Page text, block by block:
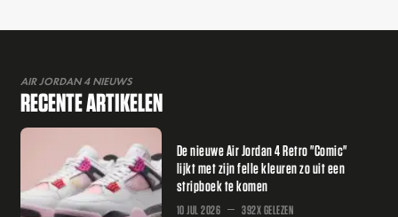
AIR JORDAN 4 NIEUWS
RECENTE ARTIKELEN
De nieuwe Air Jordan 4 Retro "Comic"
lijkt met zijn felle kleuren zo uit een
stripboek te komen
10 JUL 2026 392X GELEZEN